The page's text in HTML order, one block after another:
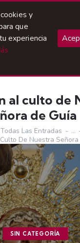
al culto de
de Guía
Todas Las Entradas
...
De Nuestra Señora
SIN CATEGORÍA
y
que
experiencia